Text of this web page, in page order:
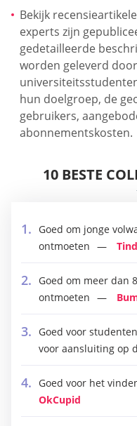
Bekijk
experts zijn
gedetailleerde
worden geleverd
hun doelgroep, de
gebruikers,
abonnementskosten.
10 BESTE
Goed om jonge
ontmoeten
Goed om meer dan
ontmoeten
Goed voor
voor aansluiting op
Goed voor het
OkCupid